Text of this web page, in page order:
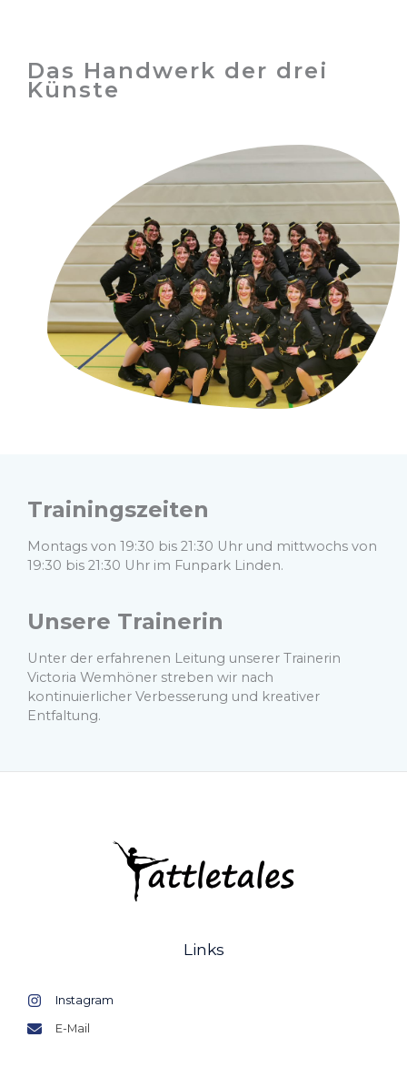
Das Handwerk der drei
Künste
Trainingszeiten
Montags von 19:30 bis 21:30 Uhr und mittwochs von
19:30 bis 21:30 Uhr im Funpark Linden.
Unsere Trainerin
Unter der erfahrenen Leitung unserer Trainerin
Victoria Wemhöner streben wir nach
kontinuierlicher Verbesserung und kreativer
Entfaltung.
Links
Instagram
E-Mail